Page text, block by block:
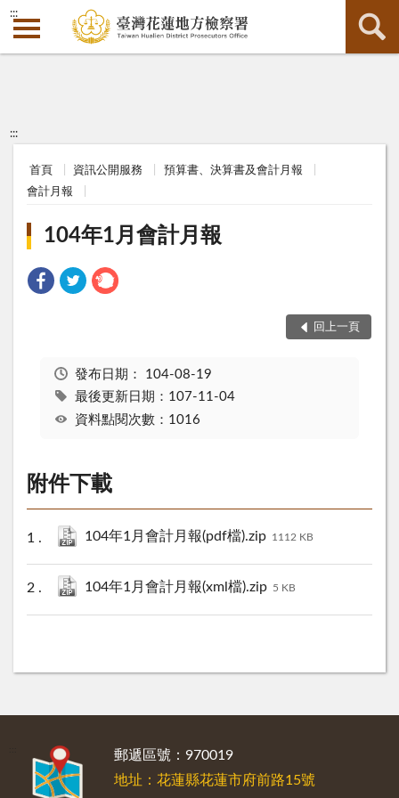
:::
:::
首頁 資訊公開服務
預算書、決算書及會計月報
會計月報
104年1月會計月報
回上一頁
發布日期： 104-08-19
最後更新日期：107-11-04
資料點閱次數：1016
附件下載
104年1月會計月報(pdf檔).zip 1112 KB
104年1月會計月報(xml檔).zip 5 KB
郵遞區號：970019
地址：花蓮縣花蓮市府前路15號